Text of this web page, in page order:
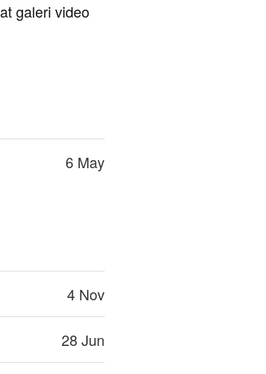
galeri video
6 May
4 Nov
28 Jun